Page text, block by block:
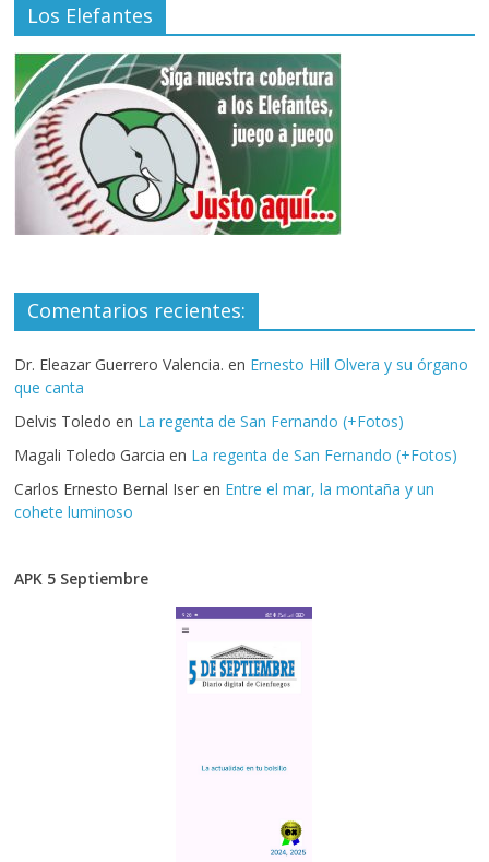
Los Elefantes
Comentarios recientes:
Dr. Eleazar Guerrero Valencia. en Ernesto Hill Olvera y su órgano
que canta
Delvis Toledo en La regenta de San Fernando (+Fotos)
Magali Toledo Garcia en La regenta de San Fernando (+Fotos)
Carlos Ernesto Bernal Iser en Entre el mar, la montaña y un
cohete luminoso
APK 5 Septiembre